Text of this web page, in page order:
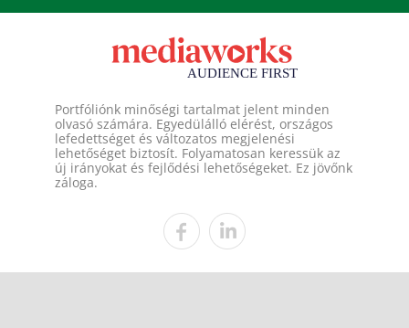
Portfóliónk minőségi tartalmat jelent minden
olvasó számára. Egyedülálló elérést, országos
lefedettséget és változatos megjelenési
lehetőséget biztosít. Folyamatosan keressük az
új irányokat és fejlődési lehetőségeket. Ez jövőnk
záloga.